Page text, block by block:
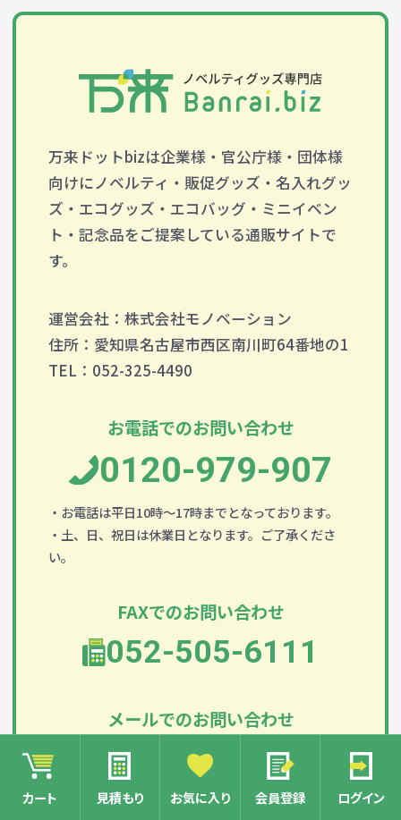
カート 見積もり お気に入り 会員登録 ログイン
万来ドットbizは企業様・官公庁様・団体様
向けにノベルティ・販促グッズ・名入れグッ
ズ・エコグッズ・エコバッグ・ミニイベン
ト・記念品をご提案している通販サイトで
す。
運営会社：株式会社モノベーション
住所：愛知県名古屋市西区南川町64番地の1
TEL：052-325-4490
お電話でのお問い合わせ
0120-979-907
・お電話は平日10時～17時までとなっております。
・土、日、祝日は休業日となります。ご了承くださ
い。
FAXでのお問い合わせ
052-505-6111
メールでのお問い合わせ
info@banrai.biz